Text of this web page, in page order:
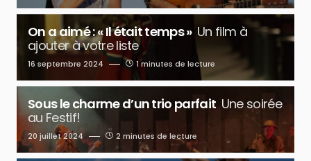
On a aimé : « Il était temps » Un film à
ajouter à votre liste
16 septembre 2024 1 minutes de lecture
Sous le charme d’un trio parfait Une soirée
au Festif!
20 juillet 2024 2 minutes de lecture